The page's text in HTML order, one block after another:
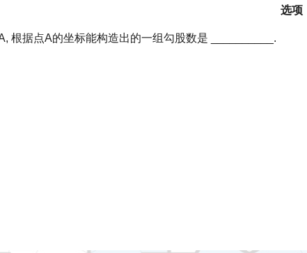
根据点A的坐标能构造出的一组勾股数是 __________.
选项